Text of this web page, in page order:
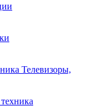
Телевизоры,